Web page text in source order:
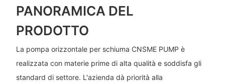
PANORAMICA DEL
PRODOTTO
La pompa orizzontale per schiuma CNSME PUMP è
realizzata con materie prime di alta qualità e soddisfa gli
standard di settore. L'azienda dà priorità alla